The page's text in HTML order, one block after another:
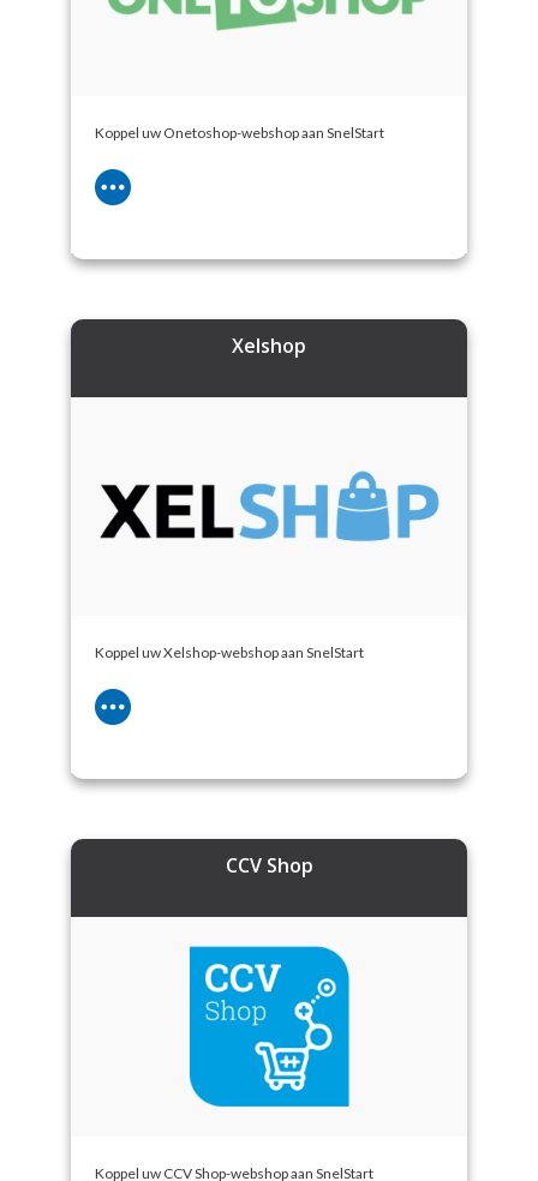
Koppel uw Onetoshop-webshop aan SnelStart
Xelshop
Koppel uw Xelshop-webshop aan SnelStart
CCV Shop
Koppel uw CCV Shop-webshop aan SnelStart